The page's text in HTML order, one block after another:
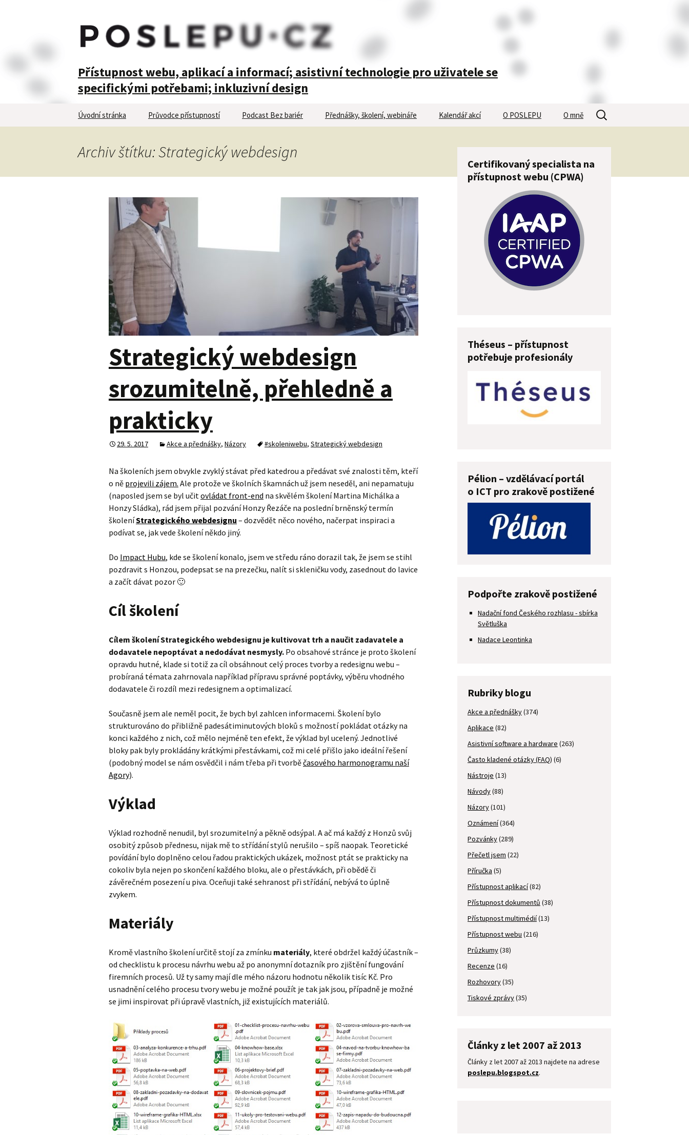
POSLEPU
Přístupnost webu, aplikací a informací; asistivní technologie pro uživatele se
specifickými potřebami; inkluzivní design
Přejít
webu
Úvodní stránka Průvodce přístupností Podcast Bez bariér Přednášky, školení, webináře Kalendář akcí O POSLEPU O mně
Vyhledávání
Archiv štítku: Strategický webdesign
Strategický webdesign
srozumitelně, přehledně a
prakticky
29. 5. 2017 Akce a přednášky, Názory #skoleniwebu, Strategický webdesign
Na školeních jsem obvykle zvyklý stávat před katedrou a předávat své znalosti těm, kteří
o ně projevili zájem. Ale protože ve školních škamnách už jsem neseděl, ani nepamatuju
(naposled jsem se byl učitovládat front-end na skvělém školení Martina Michálka a
Honzy Sládka), rád jsem přijal pozvání Honzy Řezáče na poslední brněnský termín
školeníStrategického webdesignu – dozvědět něco nového, načerpat inspiraci a
podívat se, jak vede školení někdo jiný.
Do Impact Hubu, kde se školení konalo, jsem ve středu ráno dorazil tak, že jsem se stihl
pozdravit s Honzou, podepsat se na prezečku, nalít si skleničku vody, zasednout do lavice
a začít dávat pozor 🙂
Cíl školení
Cílem školení Strategického webdesignu je kultivovat trh a naučit zadavatele a
dodavatele nepoptávat a nedodávat nesmysly. Po obsahové stránce je proto školení
opravdu hutné, klade si totiž za cíl obsáhnout celý proces tvorby a redesignu webu –
probíraná témata zahrnovala například přípravu správné poptávky, výběru vhodného
dodavatele či rozdíl mezi redesignem a optimalizací.
Současně jsem ale neměl pocit, že bych byl zahlcen informacemi. Školení bylo
strukturováno do přibližně padesátiminutových bloků s možností pokládat otázky na
konci každého z nich, což mělo nejméně ten efekt, že výklad byl ucelený. Jednotlivé
bloky pak byly prokládány krátkými přestávkami, což mi celé přišlo jako ideální řešení
(podobný model se nám osvědčil i nám třeba při tvorběčasového harmonogramu naší
Agory).
Výklad
Výklad rozhodně nenudil, byl srozumitelný a pěkně odsýpal. A ač má každý z Honzů svůj
osobitý způsob přednesu, nijak mě to střídání stylů nerušilo – spíš naopak. Teoretické
povídání bylo doplněno celou řadou praktických ukázek, možnost ptát se prakticky na
cokoliv byla nejen po skončení každého bloku, ale o přestávkách, při obědě či
závěrečném posezení u piva. Oceňuji také sehranost při střídání, nebývá to úplně
zvykem.
Materiály
Kromě vlastního školení určitě stojí za zmínku materiály, které obdržel každý účastník –
od checklistu k procesu návrhu webu až po anonymní dotazník pro zjištění fungování
firemních procesů. Už ty samy mají dle mého názoru hodnotu několik tisíc Kč. Pro
usnadnění celého procesu tvory webu je možné použít je tak jak jsou, případně je možné
se jimi inspirovat při úpravě vlastních, již existujících materiálů.
Certifikovaný specialista na
přístupnost webu (CPWA)
Théseus – přístupnost
potřebuje profesionály
Pélion – vzdělávací portál
o ICT pro zrakově postižené
Podpořte zrakově postižené
Nadační fond Českého rozhlasu - sbírka
Světluška
Nadace Leontinka
Rubriky blogu
Akce a přednášky(374)
Aplikace (82)
Asistivní software a hardware (263)
Často kladené otázky (FAQ) (6)
Nástroje (13)
Návody(88)
Názory(101)
Oznámení(364)
Pozvánky(289)
Přečetl jsem (22)
Příručka (5)
Přístupnost aplikací(82)
Přístupnost dokumentů (38)
Přístupnost multimédií(13)
Přístupnost webu (216)
Průzkumy(38)
Recenze (16)
Rozhovory(35)
Tiskové zprávy(35)
Články z let 2007 až 2013
Články z let 2007 až 2013 najdete na adrese
poslepu.blogspot.cz.